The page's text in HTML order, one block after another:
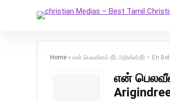
Home » என் பெலவீனம் நீர் அறிகின்றீர் – En
என்